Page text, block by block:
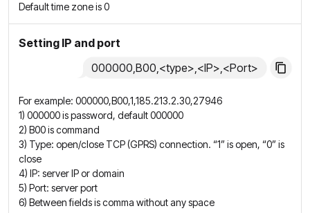
Default time zone is 0
Setting IP and port
000000,B00,<type>,<IP>,<Port>
For example: 000000,B00,1,185.213.2.30,27946
1) 000000 is password, default 000000
2) B00 is command
3) Type: open/close TCP (GPRS) connection. “1” is open, “0” is
close
4) IP: server IP or domain
5) Port: server port
6) Between fields is comma without any space